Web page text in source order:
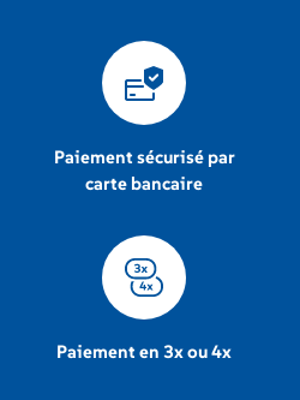
Paiement sécurisé par
carte bancaire
Paiement en 3x ou 4x